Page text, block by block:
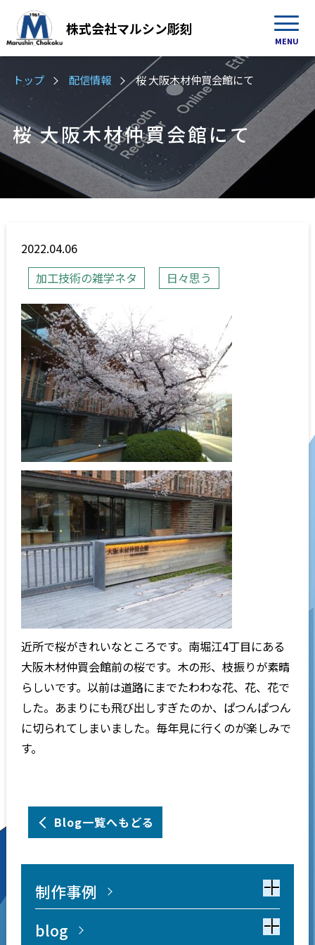
株式会社マルシン彫刻
MENU
トップ 配信情報 桜 大阪木材仲買会館にて
桜 大阪木材仲買会館にて
2022.04.06
加工技術の雑学ネタ
日々思う
近所で桜がきれいなところです。南堀江4丁目にある
大阪木材仲買会館前の桜です。木の形、枝振りが素晴
らしいです。以前は道路にまでたわわな花、花、花で
した。あまりにも飛び出しすぎたのか、ぱつんぱつん
に切られてしまいました。毎年見に行くのが楽しみで
す。
Blog一覧へもどる
制作事例
blog